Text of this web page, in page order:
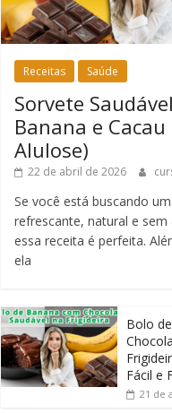
Receitas Saúde
Sorvete
Banana e Cacau
Alulose)
22 de abril de 2026
Se você está buscando
refrescante, natural e sem
essa receita é perfeita.
ela
Bolo
Fácil e
21 de